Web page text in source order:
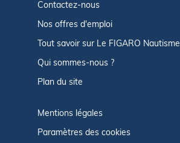
Contactez-nous
Nos offres d'emploi
Tout savoir sur Le FIGARO Nautisme
Qui sommes-nous ?
Plan du site
Mentions légales
Paramètres des cookies